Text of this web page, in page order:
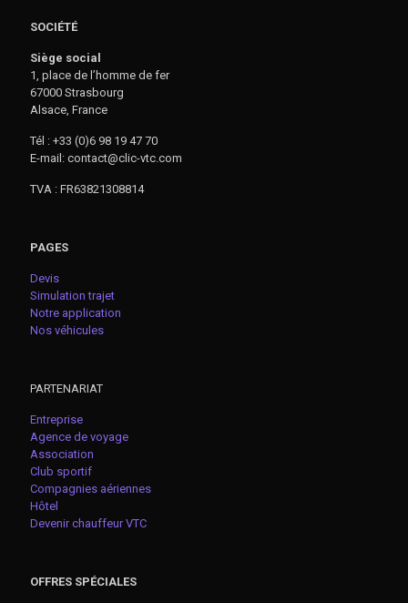
SOCIÉTÉ
Siège social
1, place de l’homme de fer
67000 Strasbourg
Alsace, France
Tél : +33 (0)6 98 19 47 70
E-mail: contact@clic-vtc.com
TVA : FR63821308814
PAGES
Devis
Simulation trajet
Notre application
Nos véhicules
PARTENARIAT
Entreprise
Agence de voyage
Association
Club sportif
Compagnies aériennes
Hôtel
Devenir chauffeur VTC
OFFRES SPÉCIALES